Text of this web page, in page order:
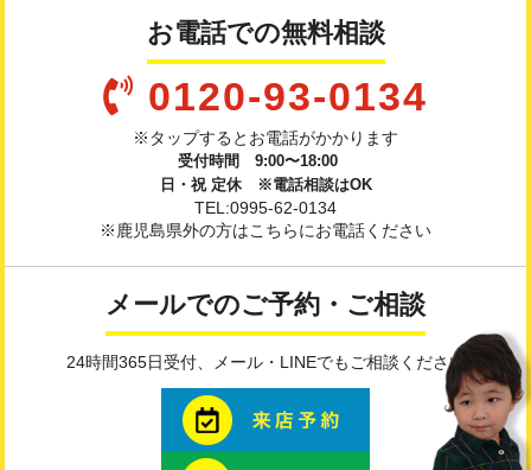
お電話での無料相談
0120-93-0134
※タップするとお電話がかかります
受付時間 9:00〜18:00
日・祝 定休 ※電話相談はOK
TEL:0995-62-0134
※鹿児島県外の方はこちらにお電話ください
メールでのご予約・ご相談
24時間365日受付、メール・LINEでもご相談ください